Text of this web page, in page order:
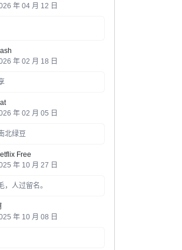
年 04 月 12 日
年 02 月 18 日
年 02 月 05 日
北绿豆
Free
年 10 月 27 日
，人过留名。
年 10 月 08 日